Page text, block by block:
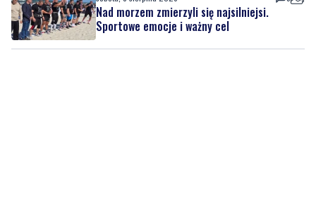
Nad morzem zmierzyli się najsilniejsi.
Sportowe emocje i ważny cel